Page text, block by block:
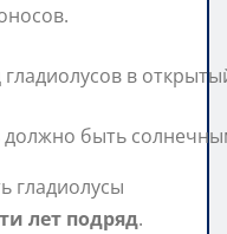
должно быть
гладиолусы
лет подряд.